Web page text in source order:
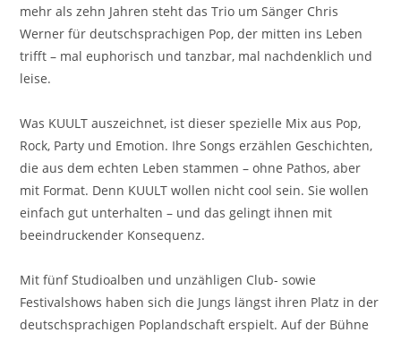
mehr als zehn Jahren steht das Trio um Sänger Chris
Werner für deutschsprachigen Pop, der mitten ins Leben
trifft – mal euphorisch und tanzbar, mal nachdenklich und
leise.
Was KUULT auszeichnet, ist dieser spezielle Mix aus Pop,
Rock, Party und Emotion. Ihre Songs erzählen Geschichten,
die aus dem echten Leben stammen – ohne Pathos, aber
mit Format. Denn KUULT wollen nicht cool sein. Sie wollen
einfach gut unterhalten – und das gelingt ihnen mit
beeindruckender Konsequenz.
Mit fünf Studioalben und unzähligen Club- sowie
Festivalshows haben sich die Jungs längst ihren Platz in der
deutschsprachigen Poplandschaft erspielt. Auf der Bühne